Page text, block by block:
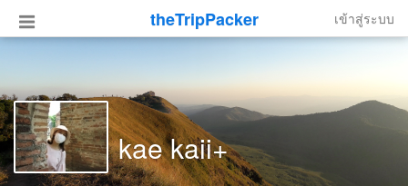
theTripPacker เข้าสู่ระบบ
kae kaii+